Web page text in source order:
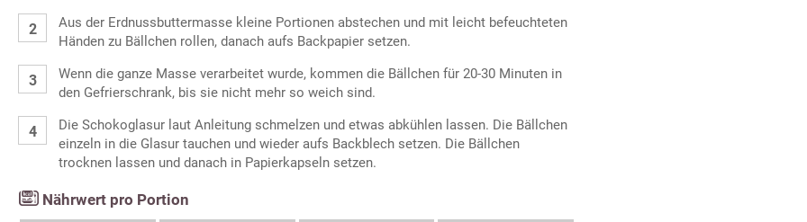
Aus der Erdnussbuttermasse kleine Portionen abstechen und mit leicht befeuchteten
Händen zu Bällchen rollen, danach aufs Backpapier setzen.
Wenn die ganze Masse verarbeitet wurde, kommen die Bällchen für 20-30 Minuten in
den Gefrierschrank, bis sie nicht mehr so weich sind.
Die Schokoglasur laut Anleitung schmelzen und etwas abkühlen lassen. Die Bällchen
einzeln in die Glasur tauchen und wieder aufs Backblech setzen. Die Bällchen
trocknen lassen und danach in Papierkapseln setzen.
Nährwert pro Portion